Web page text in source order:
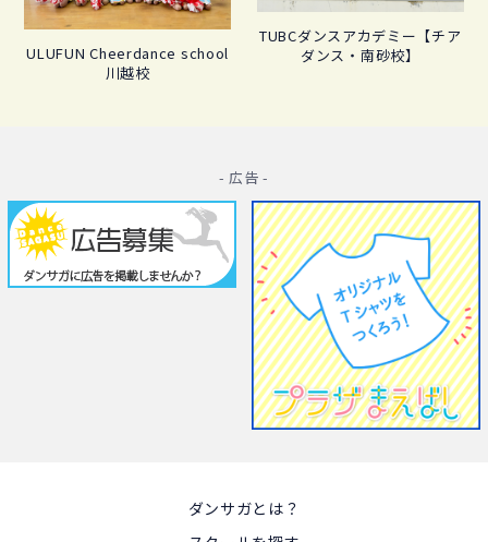
- 広告 -
ULUFUN Cheerdance school
川越校
TUBCダンスアカデミー【チア
ダンス・南砂校】
ダンサガとは？